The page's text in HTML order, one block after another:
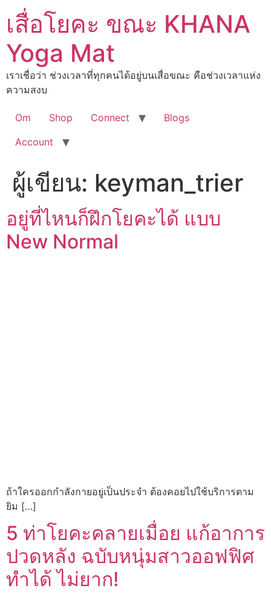
เสื่อโยคะ ขณะ KHANA
Yoga Mat
เราเชื่อว่า ช่วงเวลาที่ทุกคนได้อยู่บนเสื่อขณะ คือช่วงเวลาแห่ง
ความสงบ
Om Shop Connect
Blogs
Account
ผู้เขียน: keyman_trier
อยู่ที่ไหนก็ฝึกโยคะได้ แบบ
New Normal
ถ้าใครออกกำลังกายอยู่เป็นประจำ ต้องคอยไปใช้บริการตาม
ยิม […]
5 ท่าโยคะคลายเมื่อย แก้อาการ
ปวดหลัง ฉบับหนุ่มสาวออฟฟิศ
ทำได้ ไม่ยาก!